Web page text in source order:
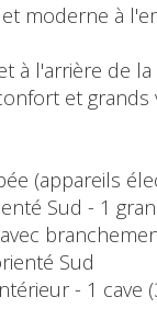
moderne à
à l'arrière de
et
(appareils
Sud - 1
Sud
- 1 cave